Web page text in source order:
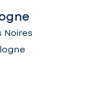
Noires